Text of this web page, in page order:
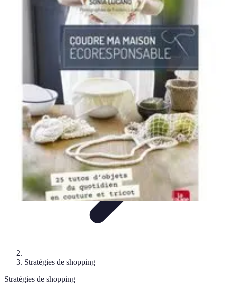
Shopping Accessible
Compréhension de l'accessibilité
AccessibilitéGuides pratiques
Mode Accessible
Shopping Accessible
Stratégies de shopping
Stratégies de shopping